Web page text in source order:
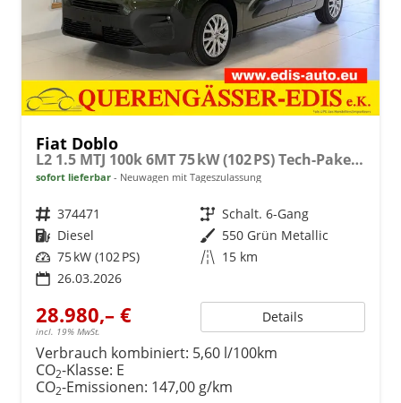
Fiat Doblo
L2 1.5 MTJ 100k 6MT 75 kW (102 PS) Tech-Paket, Komfort-Paket, Lenkradheizung, Sitzheizung, 2-Zonen-Klimaautomatik, Rückfahrkamera, Navigationssystem, Android Auto, Apple CarPlay, DAB, Schiebetüren L+R, 16 Zoll Stahlfelgen, uvm.
sofort lieferbar Neuwagen mit Tageszulassung
Fahrzeugnr. 374471 Getriebe Schalt. 6-Gang
Kraftstoff Diesel Außenfarbe 550 Grün Metallic
Leistung 75 kW (102 PS) Kilometerstand 15 km
26.03.2026
28.980,– €
incl. 19% MwSt.
Details
Verbrauch kombiniert: 5,60 l/100km
CO2-Klasse: E
CO2-Emissionen: 147,00 g/km